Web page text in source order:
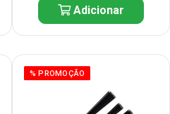
Adicionar
% PROMOÇÃO